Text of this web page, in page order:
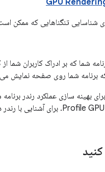
شناسایی تنگناهایی که ممکن
شما که بر ادراک کاربران
برنامه شما روی صفحه نمایش
بهینه سازی عملکرد رندر